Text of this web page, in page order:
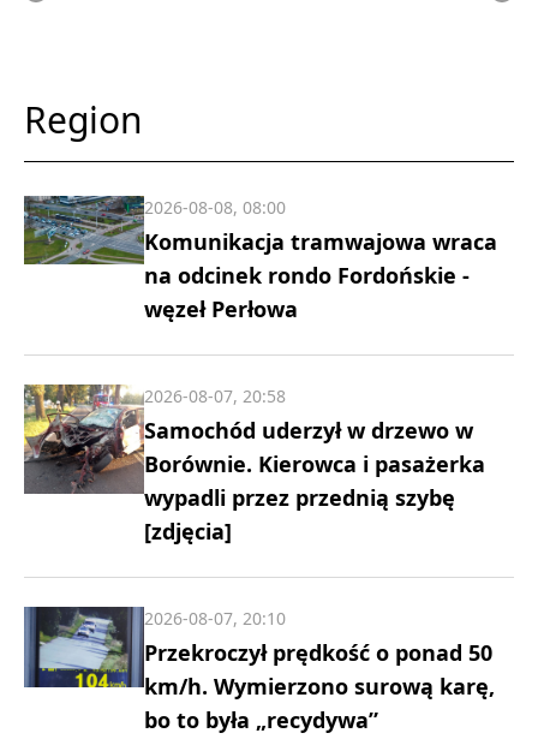
Region
Komunikacja tramwajowa wraca
na odcinek rondo Fordońskie -
węzeł Perłowa
2026-08-08, 08:00
Samochód uderzył w drzewo w
Borównie. Kierowca i pasażerka
wypadli przez przednią szybę
[zdjęcia]
2026-08-07, 20:58
Przekroczył prędkość o ponad 50
km/h. Wymierzono surową karę,
bo to była „recydywa”
2026-08-07, 20:10